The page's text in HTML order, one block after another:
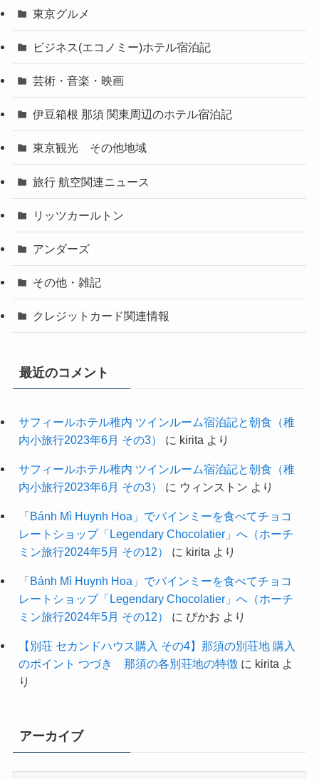
東京グルメ
ビジネス(エコノミー)ホテル宿泊記
芸術・音楽・映画
伊豆箱根 那須 関東周辺のホテル宿泊記
東京観光 その他地域
旅行 航空関連ニュース
リッツカールトン
アンダーズ
その他・雑記
クレジットカード関連情報
最近のコメント
サフィールホテル稚内 ツインルーム宿泊記と朝食（稚
内小旅行2023年6月 その3）
に kirita より
サフィールホテル稚内 ツインルーム宿泊記と朝食（稚
内小旅行2023年6月 その3）
に ウィンストン より
「Bánh Mì Huynh Hoa」でバインミーを食べてチョコ
レートショップ「Legendary Chocolatier」へ（ホーチ
ミン旅行2024年5月 その12）
に kirita より
「Bánh Mì Huynh Hoa」でバインミーを食べてチョコ
レートショップ「Legendary Chocolatier」へ（ホーチ
ミン旅行2024年5月 その12）
に ぴかお より
【別荘 セカンドハウス購入 その4】那須の別荘地 購入
のポイント つづき 那須の各別荘地の特徴に kirita よ
り
アーカイブ